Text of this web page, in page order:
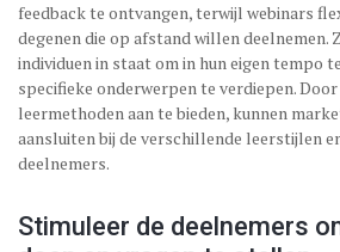
feedback te ontvangen, terwijl webinars
degenen die op afstand willen
individuen in staat om in hun eigen tempo
specifieke onderwerpen te verdiepen. Door
leermethoden aan te bieden, kunnen
aansluiten bij de verschillende leerstijlen
deelnemers.
Stimuleer de deelnemers